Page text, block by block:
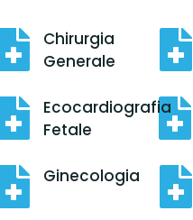

Chirurgia
Generale

Ecocardiografia
Fetale
 Ginecologia


